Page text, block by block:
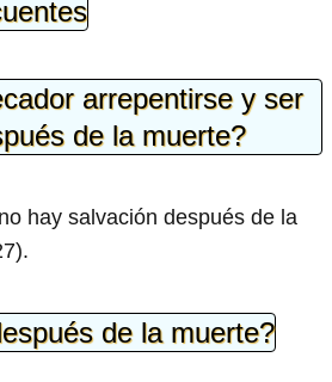
arrepentirse y ser
de la muerte?
hay salvación después de la
de la muerte?